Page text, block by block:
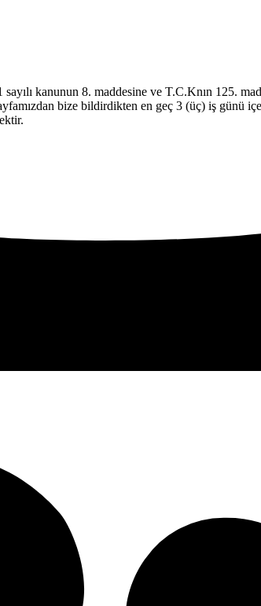
sayılı kanunun 8. maddesine ve T.C.Knın 125.
bize bildirdikten en geç 3 (üç) iş günü